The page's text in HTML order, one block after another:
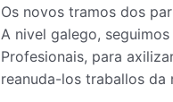
Os novos tramos dos
A nivel galego,
Profesionais, para
reanuda-los traballos da